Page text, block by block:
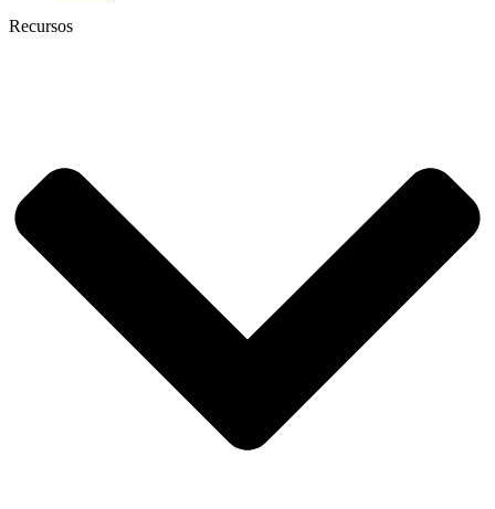
Recursos